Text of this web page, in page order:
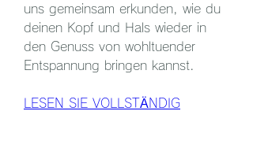
uns gemeinsam erkunden, wie du
deinen Kopf und Hals wieder in
den Genuss von wohltuender
Entspannung bringen kannst.
LESEN SIE VOLLSTÄNDIG